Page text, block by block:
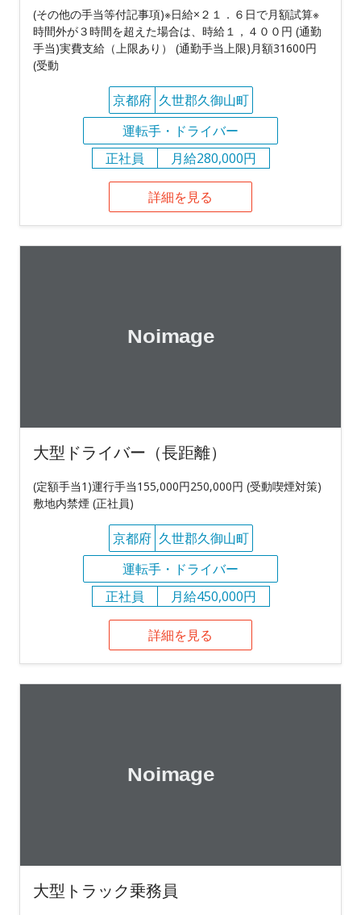
(その他の手当等付記事項)※日給×２１．６日で月額試算※
時間外が３時間を超えた場合は、時給１，４００円 (通勤
手当)実費支給（上限あり） (通勤手当上限)月額31600円
(受動
京都府 久世郡久御山町
運転手・ドライバー
正社員
月給280,000円
詳細を見る
大型ドライバー（長距離）
(定額手当1)運行手当155,000円250,000円 (受動喫煙対策)
敷地内禁煙 (正社員)
京都府 久世郡久御山町
運転手・ドライバー
正社員
月給450,000円
詳細を見る
大型トラック乗務員